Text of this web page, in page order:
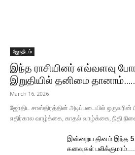
ஜோதிடம்
இந்த ராசியினர் எவ்வளவு
இறுதியில் தனிமை
March 16, 2026
ஜோதிட சாஸ்திரத்தின் அடிப்படையில் ஒருவரின்
எதிர்கால வாழ்க்கை, காதல் வாழ்க்கை, நிதி
இன்றைய தினம் இந்த 5
கனவுகள்